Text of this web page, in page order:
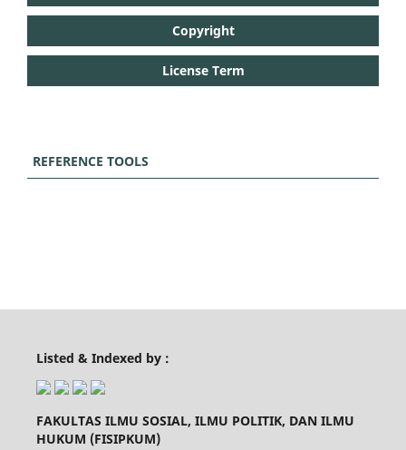
Copyright
License Term
REFERENCE TOOLS
Listed & Indexed by :
FAKULTAS ILMU SOSIAL, ILMU POLITIK, DAN ILMU
HUKUM (FISIPKUM)